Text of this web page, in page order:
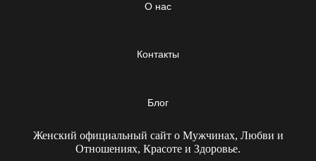
О нас
Контакты
Блог
Женский официальный сайт о Мужчинах, Любви и
Отношениях, Красоте и Здоровье.